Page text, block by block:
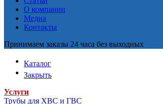
О компании
Медиа
Контакты
Принимаем заказы 24 часа без выходных
Каталог
Закрыть
Услуги
Трубы для ХВС и ГВС